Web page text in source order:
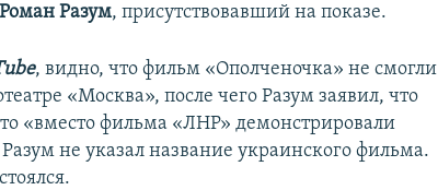
Роман Разум, присутствовавший на показе.
, видно, что фильм «Ополченочка» не смогли
«Москва», после чего Разум заявил, что
«вместо фильма «ЛНР» демонстрировали
не указал название украинского фильма.